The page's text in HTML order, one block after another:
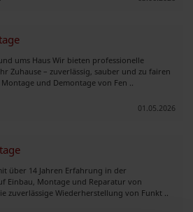
ums Haus Wir bieten professionelle
Zuhause – zuverlässig, sauber und zu fairen
und Demontage von Fen ..
01.05.2026
über 14 Jahren Erfahrung in der
Einbau, Montage und Reparatur von
zuverlässige Wiederherstellung von Funkt ..